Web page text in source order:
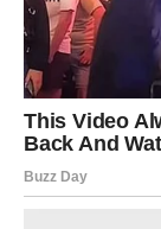
Ali bilo je
ikada
Sudbina vam
I taj odgovor
osjećaj da se